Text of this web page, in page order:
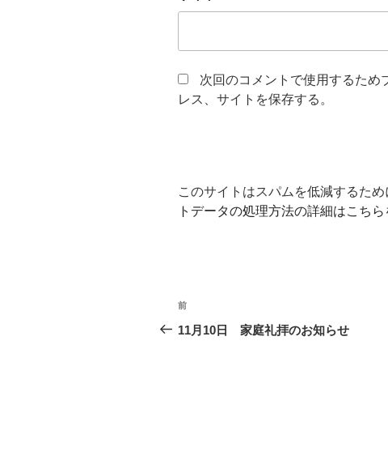
次回のコメントで使用するため
レス、サイトを保存する。
このサイトはスパムを低減するため
トデータの処理方法の詳細はこち
投
稿
前
の
前
11月10日 家庭礼拝のお知らせ